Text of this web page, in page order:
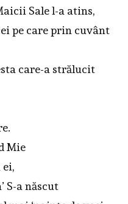
Sale l-a atins,
pe care prin cuvânt
care-a strălucit
Mie
S-a născut